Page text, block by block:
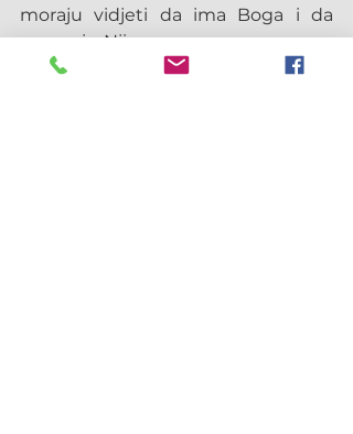
moraju vidjeti da ima Boga i da
smo mi s Njim.
Kad kroz tu tamu s Bogom